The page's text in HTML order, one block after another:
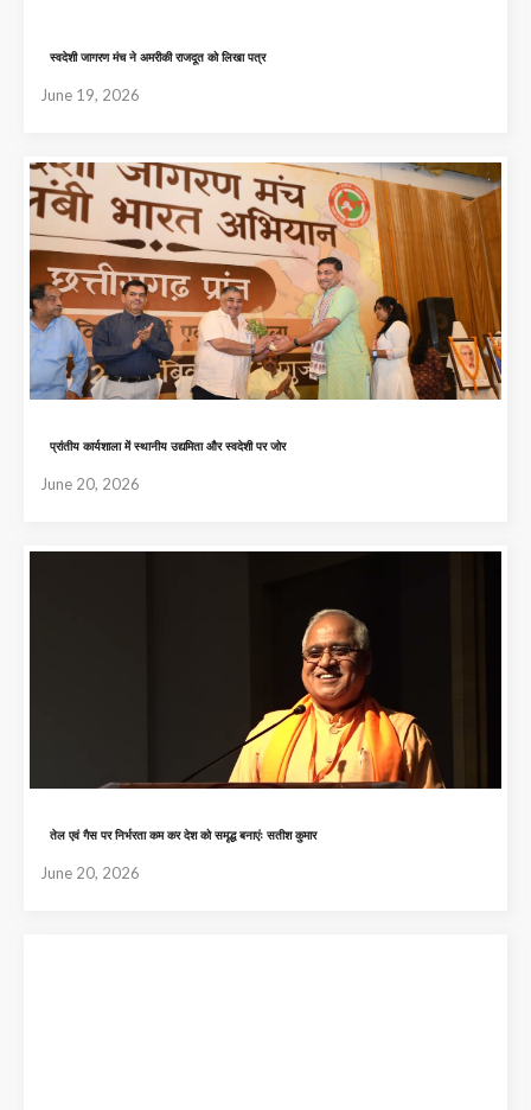
स्वदेशी जागरण मंच ने अमरीकी राजदूत को लिखा पत्र
June 19, 2026
प्रांतीय कार्यशाला में स्थानीय उद्यमिता और स्वदेशी पर जोर
June 20, 2026
तेल एवं गैस पर निर्भरता कम कर देश को समृद्ध बनाएंः सतीश कुमार
June 20, 2026